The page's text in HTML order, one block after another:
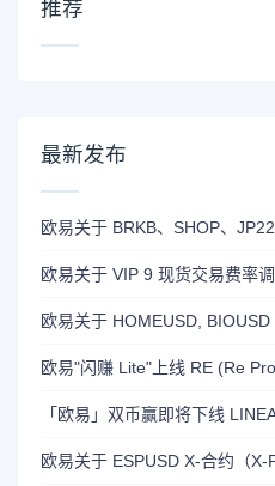
推荐
最新发布
欧易关于 VIP 9 现货交易费率
欧易关于 ESPUSD X-合约（